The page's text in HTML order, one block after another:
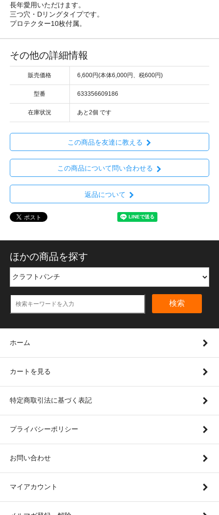
長年愛用いただけます。
三つ穴・Dリングタイプです。
プロテクター10枚付属。
その他の詳細情報
販売価格 6,600円(本体6,000円、税600円)
型番 633356609186
在庫状況 あと2個 です
この商品を友達に教える
この商品について問い合わせる
返品について
ほかの商品を探す
検索
ホーム
カートを見る
特定商取引法に基づく表記
プライバシーポリシー
お問い合わせ
マイアカウント